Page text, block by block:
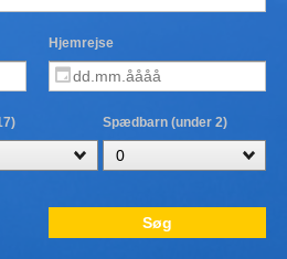
Hjemrejse
Spædbarn (under 2)
Søg